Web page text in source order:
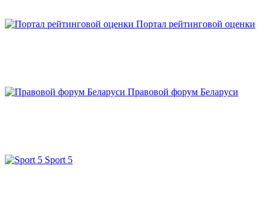
Портал рейтинговой оценки
Правовой форум Беларуси
Sport 5